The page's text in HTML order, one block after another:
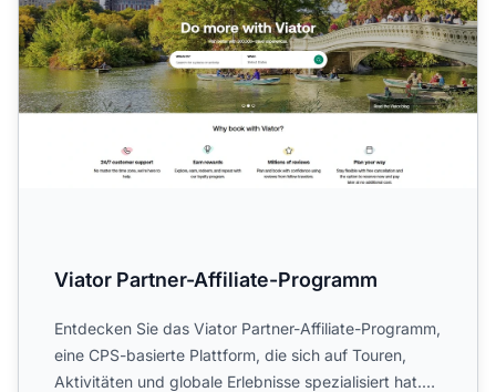
Viator Partner-Affiliate-Programm
Entdecken Sie das Viator Partner-Affiliate-Programm,
eine CPS-basierte Plattform, die sich auf Touren,
Aktivitäten und globale Erlebnisse spezialisiert hat.